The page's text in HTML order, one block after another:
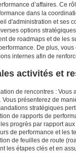
d’affaires. Ce
dans la
d'administration et ses
options
de roadmaps et de les
De plus,
internes afin de
activités et
de rencontres : Vous
Vous présenterez de
stratégiques
de rapports de
progrès par rapport
de performance et les
de feuilles de route
les étapes clés et en